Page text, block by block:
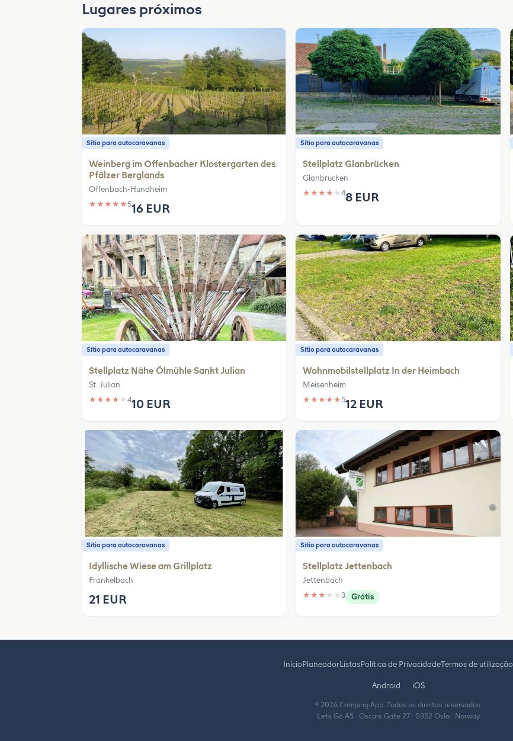
Lugares próximos
Sítio para autocaravanas
Weinberg im Offenbacher Klostergarten des
Pfälzer Berglands
Offenbach-Hundheim
★ ★ ★ ★ ★516 EUR
Sítio para autocaravanas
Stellplatz Glanbrücken
Glanbrücken
★ ★ ★ ★ ★48 EUR
Sítio para autocaravanas
Stellplatz Nähe Ölmühle Sankt Julian
St. Julian
★ ★ ★ ★ ★ 410 EUR
Sítio para autocaravanas
Wohnmobilstellplatz In der Heimbach
Meisenheim
★ ★ ★ ★ ★512 EUR
Sítio para autocaravanas
Idyllische Wiese am Grillplatz
Frankelbach
21 EUR
Sítio para autocaravanas
Stellplatz Jettenbach
Jettenbach
★ ★ ★ ★ ★3 Grátis
Início PlaneadorListasPolítica de PrivacidadeTermos de utilização
Android iOS
© 2026 Camping App. Todos os direitos reservados.
Lets Go AS · Oscars Gate 27 · 0352 Oslo · Norway